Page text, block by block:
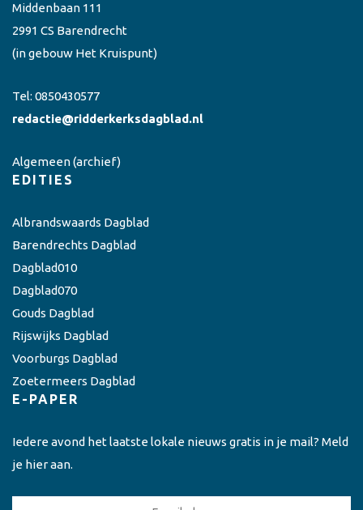
Middenbaan 111
2991 CS Barendrecht
(in gebouw Het Kruispunt)
Tel: 0850430577
redactie@ridderkerksdagblad.nl
Algemeen(archief)
EDITIES
Albrandswaards Dagblad
Barendrechts Dagblad
Dagblad010
Dagblad070
Gouds Dagblad
Rijswijks Dagblad
Voorburgs Dagblad
Zoetermeers Dagblad
E-PAPER
Iedere avond het laatste lokale nieuws gratis in je mail? Meld
je hier aan.